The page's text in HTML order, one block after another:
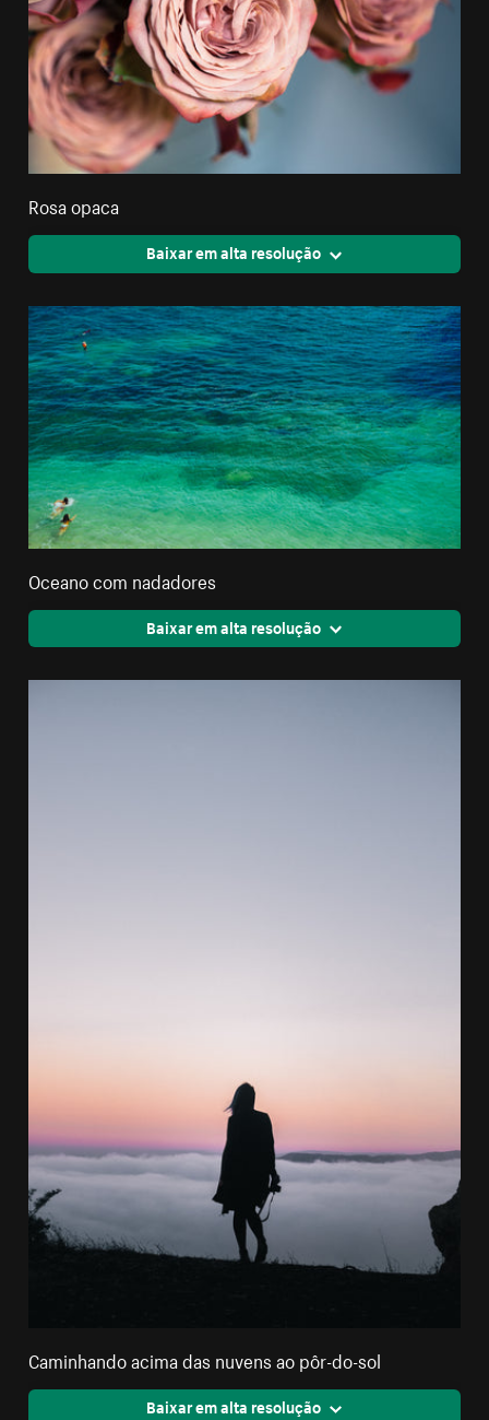
Rosa opaca
Baixar em alta resolução
Oceano com nadadores
Baixar em alta resolução
Caminhando acima das nuvens ao pôr-do-sol
Baixar em alta resolução